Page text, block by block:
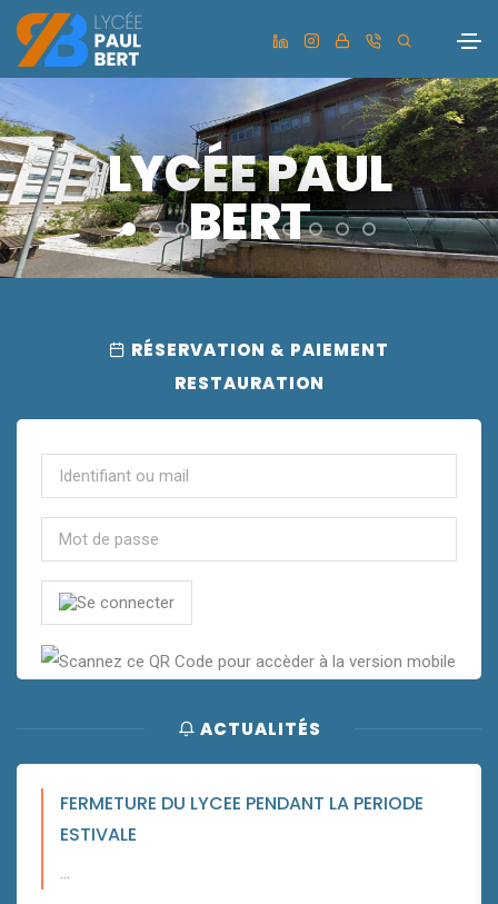
LYCÉE PAUL
BERT
RÉSERVATION & PAIEMENT
RESTAURATION
ACTUALITÉS
FERMETURE DU LYCEE PENDANT LA PERIODE
ESTIVALE
...